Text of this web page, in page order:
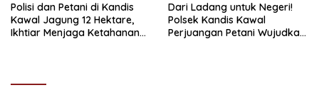
Polisi dan Petani di Kandis
Kawal Jagung 12 Hektare,
Ikhtiar Menjaga Ketahanan
Dari Ladang untuk Negeri!
Polsek Kandis Kawal
Perjuangan Petani Wujudkan